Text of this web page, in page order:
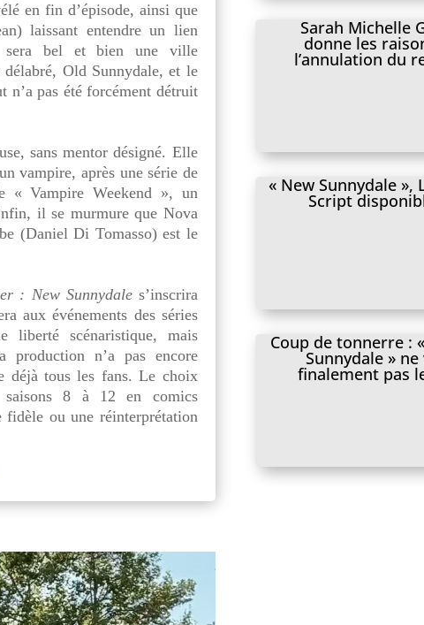
en fin d’épisode, ainsi que
laissant entendre un lien
sera bel et bien une ville
délabré, Old Sunnydale, et le
n’a pas été forcément détruit
sans mentor désigné. Elle
vampire, après une série de
« Vampire Weekend », un
il se murmure que Nova
(Daniel Di Tomasso) est le
: New Sunnydales’inscrira
aux événements des séries
scénaristique, mais
production n’a pas encore
déjà tous les fans. Le choix
saisons 8 à 12 en comics
fidèle ou une réinterprétation
Sarah Michelle
donne les
l’annulation du
« New Sunnydale »,
Script
Coup de tonnerre :
Sunnydale »
finalement pas